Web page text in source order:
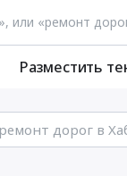
Разместить